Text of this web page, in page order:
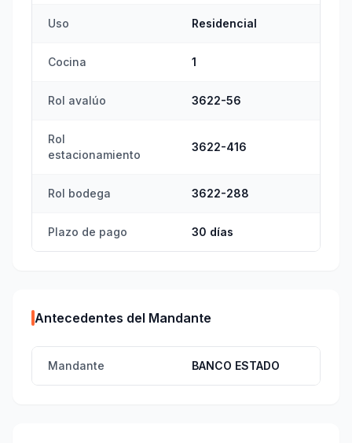
Uso Residencial
Cocina 1
Rol avalúo 3622-56
Rol
estacionamiento
3622-416
Rol bodega 3622-288
Plazo de pago 30 días
Antecedentes del Mandante
Mandante BANCO ESTADO